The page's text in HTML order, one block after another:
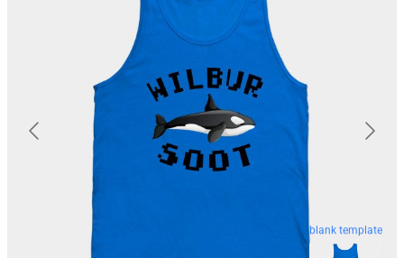
blank template